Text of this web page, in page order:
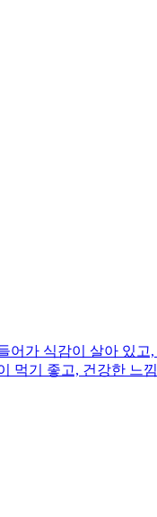
가 식감이 살아 있
먹기 좋고, 건강한 느